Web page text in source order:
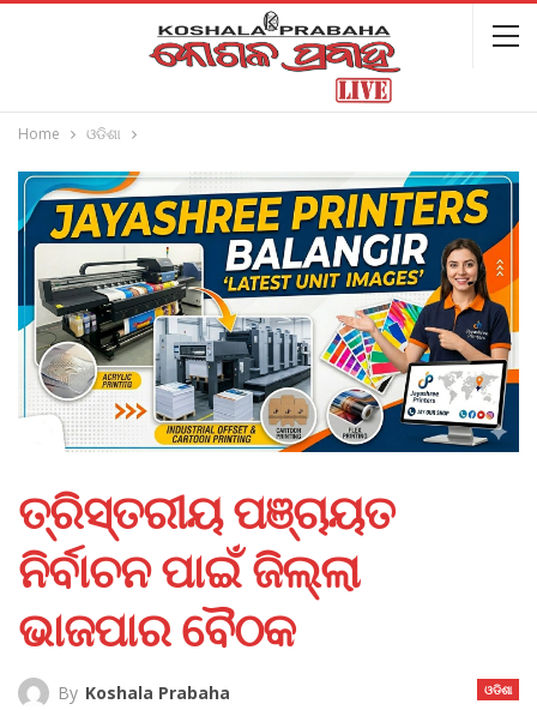
Home ଓଡିଶା
ତ୍ରିସ୍ତରୀୟ ପଞ୍ଚାୟତ
ନିର୍ବାଚନ ପାଇଁ ଜିଲ୍ଲା
ଭାଜପାର ବୈଠକ
ଓଡିଶା
By Koshala Prabaha